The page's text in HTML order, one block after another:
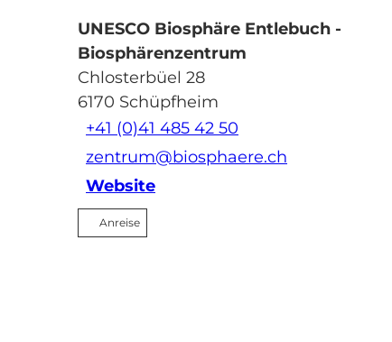
UNESCO Biosphäre Entlebuch -
Biosphärenzentrum
Chlosterbüel 28
6170 Schüpfheim
+41 (0)41 485 42 50
zentrum@biosphaere.ch
Website
Anreise